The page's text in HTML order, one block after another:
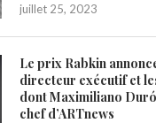
juillet 25, 2023
Le prix Rabkin
directeur exécutif et
dont Maximiliano
chef d’ARTnews